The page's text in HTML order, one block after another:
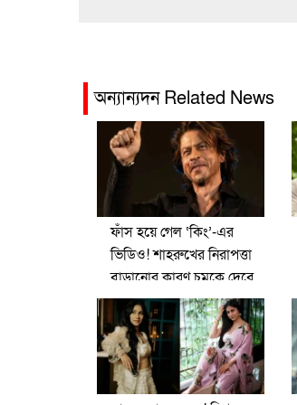
অন্যান্যদন Related News
ফাঁস হয়ে গেল ‘কিং’-এর
ভিডিও! শাহরুখের নিরাপত্তা
বাড়ানোর কারণ চমকে দেবে